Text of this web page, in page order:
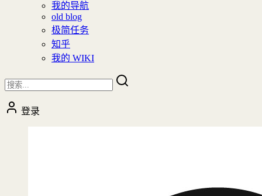
我的导航
old blog
极简任务
知乎
我的 WIKI
登录